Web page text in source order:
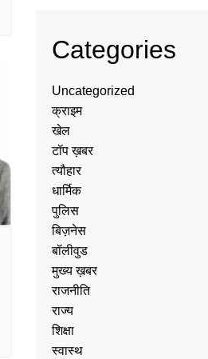
Categories
Uncategorized
क्राइम
खेल
टॉप ख़बर
त्यौहार
धार्मिक
पुलिस
बिज़नेस
बॉलीवुड
मुख्य ख़बर
राजनीति
राज्य
शिक्षा
स्वास्थ